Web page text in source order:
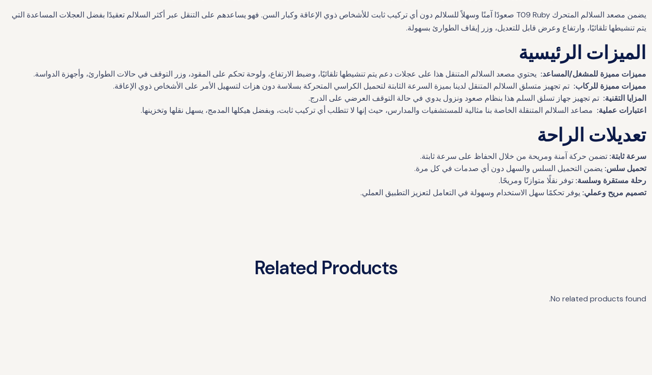
يضمن مصعد السلالم المتحرك T09 Ruby صعودًا آمنًا وسهلاً للسلالم دون أي تركيب ثابت للأشخاص ذوي الإعاقة وكبار السن. فهو يساعدهم على التنقل عبر أكثر السلالم تعقيدًا بفضل العجلات المساعدة التي
يتم تنشيطها تلقائيًا، وارتفاع وعرض قابل للتعديل، وزر إيقاف الطوارئ بسهولة.
الميزات الرئيسية
مميزات مميزة للمشغل/المساعد: يحتوي مصعد السلالم المتنقل هذا على عجلات دعم يتم تنشيطها تلقائيًا، وضبط الارتفاع، ولوحة تحكم على المقود، وزر التوقف في حالات الطوارئ، وأجهزة الدواسة.
مميزات مميزة للركاب: تم ​​تجهيز متسلق السلالم المتنقل لدينا بميزة السرعة الثابتة لتحميل الكراسي المتحركة بسلاسة دون هزات لتسهيل الأمر على الأشخاص ذوي الإعاقة.
المزايا التقنية: تم تجهيز جهاز تسلق السلم هذا بنظام صعود ونزول يدوي في حالة التوقف العرضي على الدرج.
اعتبارات عملية: مصاعد السلالم المتنقلة الخاصة بنا مثالية للمستشفيات والمدارس، حيث إنها لا تتطلب أي تركيب ثابت، وبفضل هيكلها المدمج، يسهل نقلها وتخزينها.
تعديلات الراحة
سرعة ثابتة: تضمن حركة آمنة ومريحة من خلال الحفاظ على سرعة ثابتة.
تحميل سلس: يضمن التحميل السلس والسهل دون أي صدمات في كل مرة.
رحلة مستقرة وسلسة: توفر نقلًا متوازنًا ومريحًا.
تصميم مريح وعملي: يوفر تحكمًا سهل الاستخدام وسهولة في التعامل لتعزيز التطبيق العملي.
Related Products
No related products found.